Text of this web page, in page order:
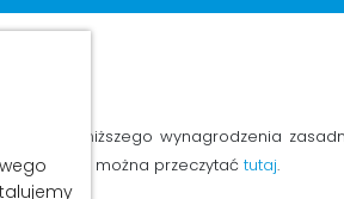
najniższego wynagrodzenia
sprawie, można przeczytać tutaj.